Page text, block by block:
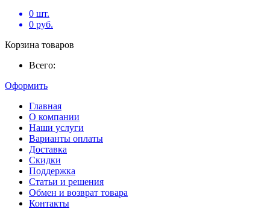
0 шт.
0 руб.
Корзина товаров
Всего:
Оформить
Главная
О компании
Наши услуги
Варианты оплаты
Доставка
Скидки
Поддержка
Статьи и решения
Обмен и возврат товара
Контакты